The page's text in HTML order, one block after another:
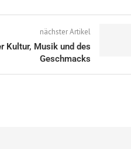
nächster Artikel
Kultur, Musik und des
Geschmacks